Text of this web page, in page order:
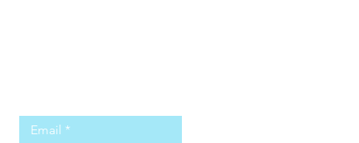
Email